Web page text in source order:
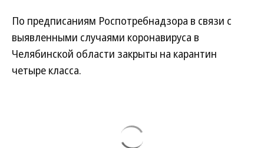
По предписаниям Роспотребнадзора в связи с
выявленными случаями коронавируса в
Челябинской области закрыты на карантин
четыре класса.